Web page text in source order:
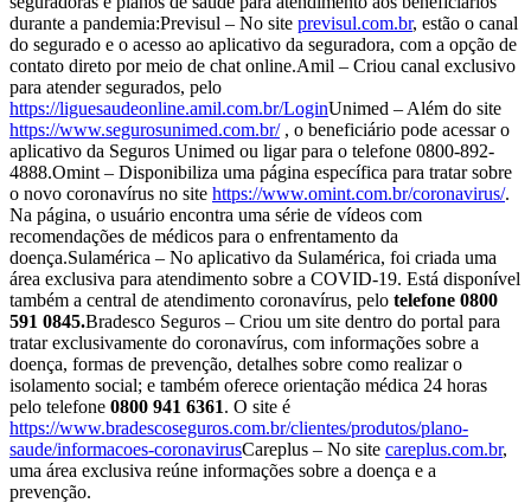
durante a pandemia:Previsul – No site previsul.com.br, estão o canal
do segurado e o acesso ao aplicativo da seguradora, com a opção de
contato direto por meio de chat online.Amil – Criou canal exclusivo
para atender segurados, pelo
https://liguesaudeonline.amil.com.br/LoginUnimed – Além do site
https://www.segurosunimed.com.br/, o beneficiário pode acessar o
aplicativo da Seguros Unimed ou ligar para o telefone 0800-892-
4888.Omint – Disponibiliza uma página específica para tratar sobre
o novo coronavírus no site https://www.omint.com.br/coronavirus/.
Na página, o usuário encontra uma série de vídeos com
recomendações de médicos para o enfrentamento da
doença.Sulamérica – No aplicativo da Sulamérica, foi criada uma
área exclusiva para atendimento sobre a COVID-19. Está disponível
também a central de atendimento coronavírus, pelo telefone 0800
591 0845.Bradesco Seguros – Criou um site dentro do portal para
tratar exclusivamente do coronavírus, com informações sobre a
doença, formas de prevenção, detalhes sobre como realizar o
isolamento social; e também oferece orientação médica 24 horas
pelo telefone 0800 941 6361. O site é
https://www.bradescoseguros.com.br/clientes/produtos/plano-
saude/informacoes-coronavirusCareplus – No site careplus.com.br,
uma área exclusiva reúne informações sobre a doença e a
prevenção.